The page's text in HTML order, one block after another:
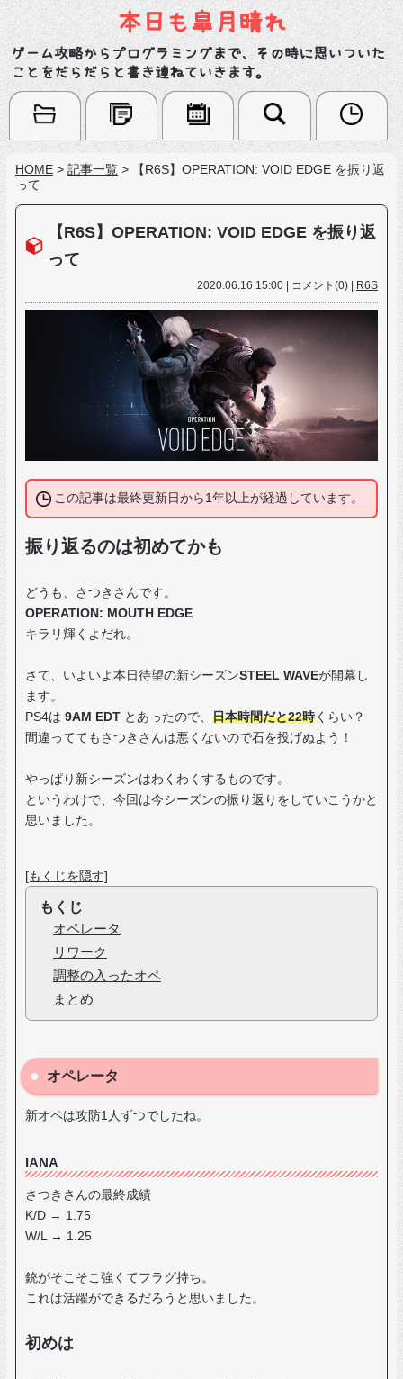
本日も皐月晴れ
ゲーム攻略からプログラミングまで、その時に思いついた
ことをだらだらと書き連ねていきます。
HOME > 記事一覧 >
【R6S】OPERATION: VOID EDGE を振り返
って
【R6S】OPERATION: VOID EDGE を振り返
って
2020.06.16 15:00 | コメント(0) | R6S
この記事は最終更新日から1年以上が経過しています。
振り返るのは初めてかも
どうも、さつきさんです。
OPERATION: MOUTH EDGE
キラリ輝くよだれ。
さて、いよいよ本日待望の新シーズンSTEEL WAVEが開幕し
ます。
PS4は 9AM EDT とあったので、 日本時間だと22時 くらい？
間違っててもさつきさんは悪くないので石を投げぬよう！
やっぱり新シーズンはわくわくするものです。
というわけで、今回は今シーズンの振り返りをしていこうかと
思いました。
[もくじを隠す]
もくじ
オペレータ
リワーク
調整の入ったオペ
まとめ
オペレータ
新オペは攻防1人ずつでしたね。
IANA
さつきさんの最終成績
K/D → 1.75
W/L → 1.25
銃がそこそこ強くてフラグ持ち。
これは活躍ができるだろうと思いました。
初めは